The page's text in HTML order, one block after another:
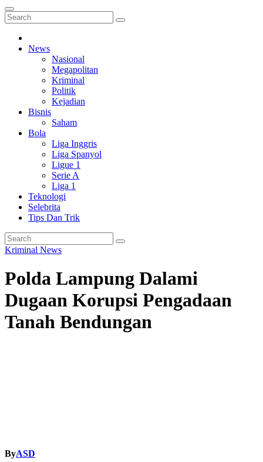
News
Nasional
Megapolitan
Kriminal
Politik
Kejadian
Bisnis
Saham
Bola
Liga Inggris
Liga Spanyol
Ligue 1
Serie A
Liga 1
Teknologi
Selebrita
Tips Dan Trik
Kriminal News
Polda Lampung Dalami
Dugaan Korupsi Pengadaan
Tanah Bendungan
ByASD